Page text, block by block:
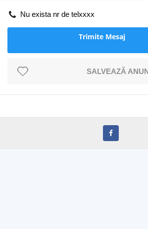
Nu exista nr de telxxxx
Trimite Mesaj
SALVEAZĂ